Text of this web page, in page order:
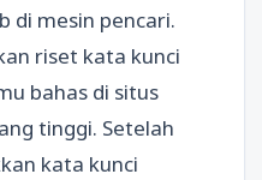
di mesin pencari.
riset kata kunci
bahas di situs
tinggi. Setelah
kata kunci